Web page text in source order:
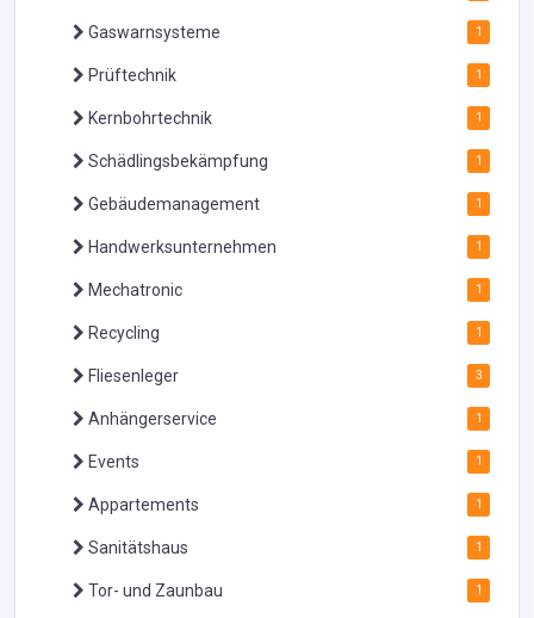
Gaswarnsysteme 1
Prüftechnik 1
Kernbohrtechnik 1
Schädlingsbekämpfung 1
Gebäudemanagement 1
Handwerksunternehmen 1
Mechatronic 1
Recycling 1
Fliesenleger 3
Anhängerservice 1
Events 1
Appartements 1
Sanitätshaus 1
Tor- und Zaunbau 1